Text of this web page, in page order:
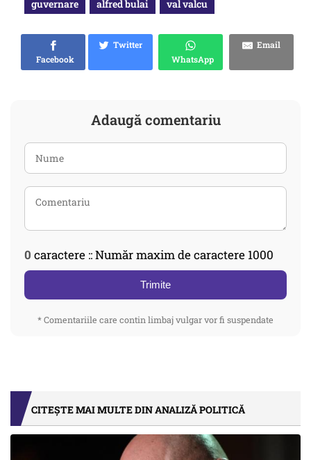
guvernare alfred bulai val valcu
Facebook
Twitter
WhatsApp
Email
Adaugă comentariu
0 caractere :: Număr maxim de caractere 1000
Trimite
* Comentariile care contin limbaj vulgar vor fi suspendate
CITEȘTE MAI MULTE DIN ANALIZĂ POLITICĂ